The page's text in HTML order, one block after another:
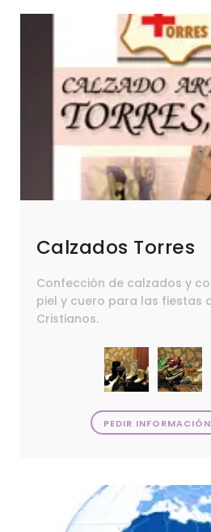
Calzados Torres
Confección de calzados y
piel y cuero para las fiestas
Cristianos.
PEDIR